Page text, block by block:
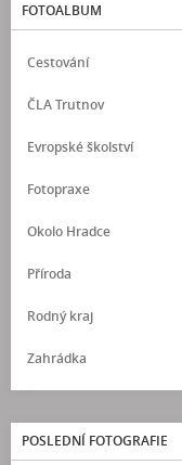
FOTOALBUM
Cestování
ČLA Trutnov
Evropské školství
Fotopraxe
Okolo Hradce
Příroda
Rodný kraj
Zahrádka
POSLEDNÍ FOTOGRAFIE